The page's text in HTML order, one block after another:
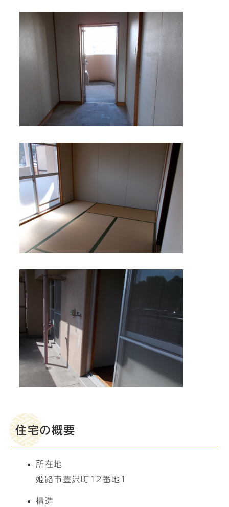
住宅の概要
所在地
姫路市豊沢町12番地1
構造